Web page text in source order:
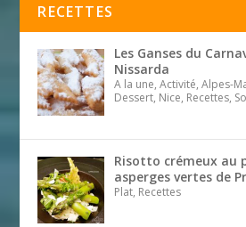
RECETTES
Les Ganses du
Nissarda
A la une, Activité, Alpes-
Dessert, Nice, Recettes,
Risotto crémeux au
asperges vertes de
Plat, Recettes